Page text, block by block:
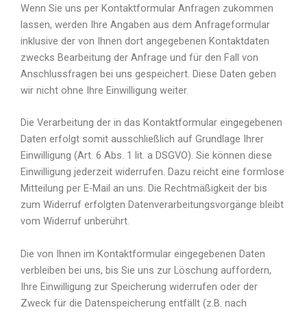
Wenn Sie uns per Kontaktformular Anfragen zukommen
lassen, werden Ihre Angaben aus dem Anfrageformular
inklusive der von Ihnen dort angegebenen Kontaktdaten
zwecks Bearbeitung der Anfrage und für den Fall von
Anschlussfragen bei uns gespeichert. Diese Daten geben
wir nicht ohne Ihre Einwilligung weiter.
Die Verarbeitung der in das Kontaktformular eingegebenen
Daten erfolgt somit ausschließlich auf Grundlage Ihrer
Einwilligung (Art. 6 Abs. 1 lit. a DSGVO). Sie können diese
Einwilligung jederzeit widerrufen. Dazu reicht eine formlose
Mitteilung per E-Mail an uns. Die Rechtmäßigkeit der bis
zum Widerruf erfolgten Datenverarbeitungsvorgänge bleibt
vom Widerruf unberührt.
Die von Ihnen im Kontaktformular eingegebenen Daten
verbleiben bei uns, bis Sie uns zur Löschung auffordern,
Ihre Einwilligung zur Speicherung widerrufen oder der
Zweck für die Datenspeicherung entfällt (z.B. nach